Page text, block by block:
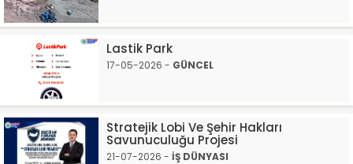
Lastik Park
17-05-2026 - GÜNCEL
Stratejik Lobi Ve Şehir Hakları
Savunuculuğu Projesi
21-07-2026 - İŞ DÜNYASI